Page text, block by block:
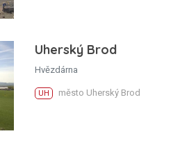
Uherský Brod
Hvězdárna
UH město Uherský Brod